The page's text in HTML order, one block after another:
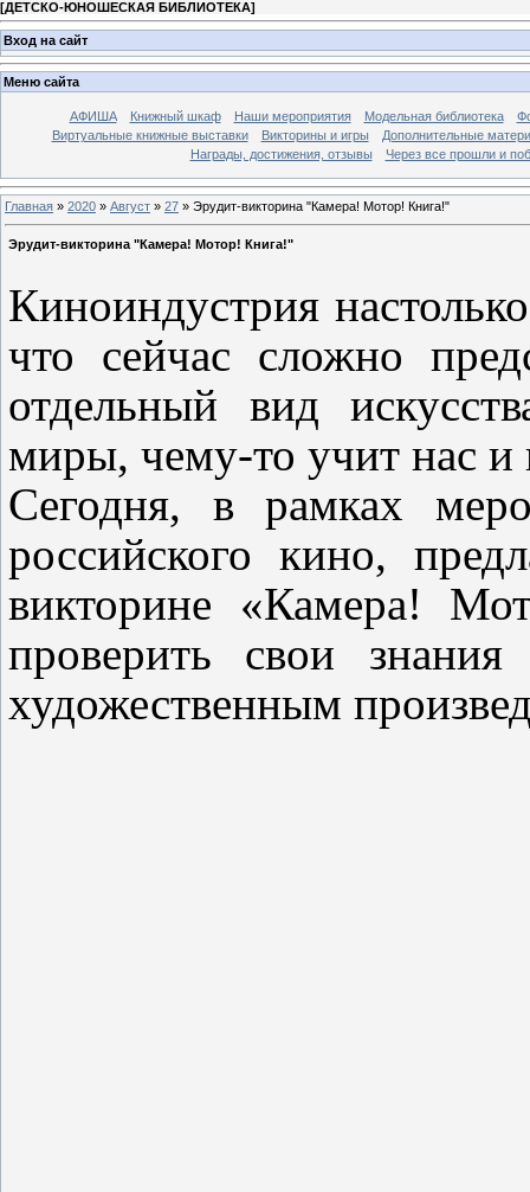
[ДЕТСКО-ЮНОШЕСКАЯ БИБЛИОТЕКА]
Вход на сайт
Меню сайта
АФИША Книжный шкаф Наши мероприятия Модельная библиотека
Виртуальные книжные выставки
Викторины и игры
Дополнительные
Награды, достижения, отзывы
Через все прошли и
Главная » 2020 » Август » 27 » Эрудит-викторина "Камера! Мотор! Книга!"
Эрудит-викторина "Камера! Мотор! Книга!"
Киноиндустрия
что сейчас сложно
отдельный вид
миры, чему-то учит нас и
Сегодня, в рамках
российского кино,
викторине «Камера!
проверить свои
художественным